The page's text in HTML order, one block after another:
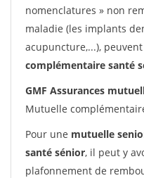
nomenclatures » non
maladie (les implants
acupuncture,...),
complémentaire santé
GMF Assurances
Mutuelle
Pour une mutuelle
santé sénior, il peut y
plafonnement de